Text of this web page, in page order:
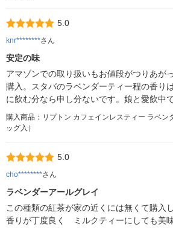
5.0
knr********さん
安定の味
アマゾンでの取り扱いもお値段がつりあが
購入。スタバのラベンダーティー程の香り
に飲む分なら申し分ないです。娘と愛飲中で
購入商品：リプトン カフェインレスティー ラベン
ッグ入）
5.0
cho********さん
ラベンダーアールグレイ
この種類の紅茶が家の近くには無くて購入
香りが丁度良く ミルクティーにしても美